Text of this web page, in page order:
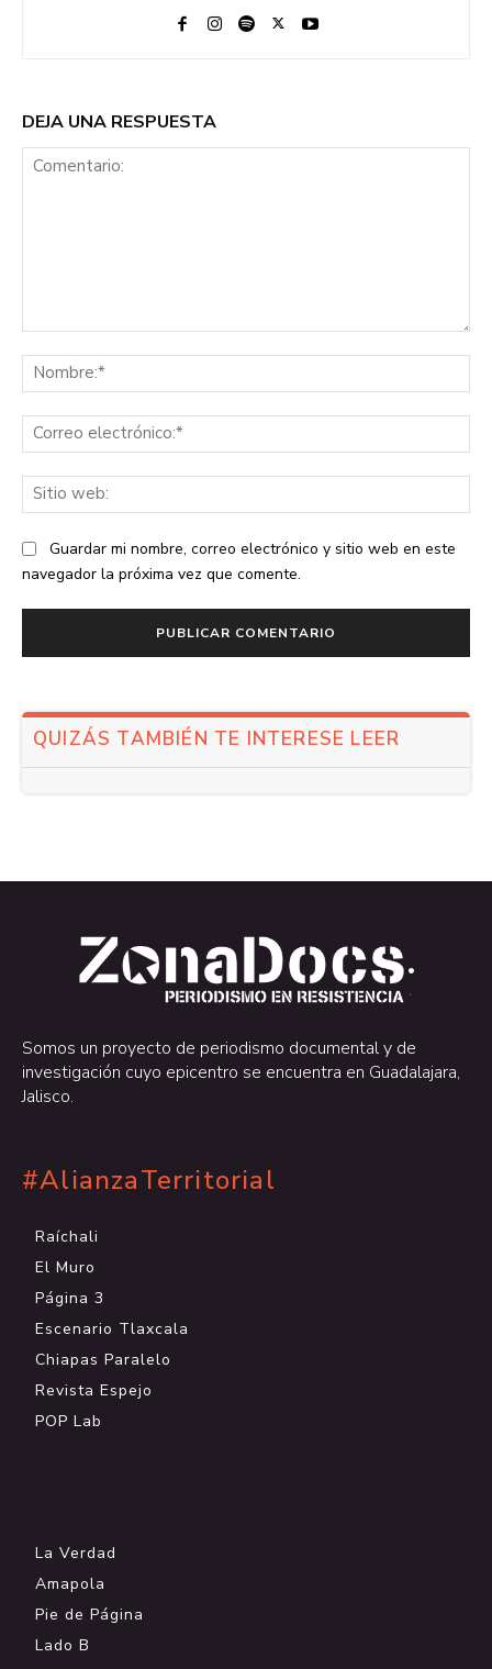
DEJA UNA RESPUESTA
Guardar mi nombre, correo electrónico y sitio web en este
navegador la próxima vez que comente.
QUIZÁS TAMBIÉN TE INTERESE LEER
.
.
Somos un proyecto de periodismo documental y de
investigación cuyo epicentro se encuentra en Guadalajara,
Jalisco.
#AlianzaTerritorial
Raíchali
El Muro
Página 3
Escenario Tlaxcala
Chiapas Paralelo
Revista Espejo
POP Lab
La Verdad
Amapola
Pie de Página
Lado B